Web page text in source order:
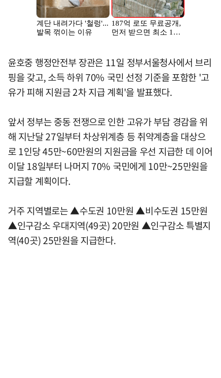
윤호중 행정안전부 장관은 11일 정부서울청사에서 브리
핑을 갖고, 소득 하위 70% 국민 선정 기준을 포함한 '고
유가 피해 지원금 2차 지급 계획'을 발표했다.
앞서 정부는 중동 전쟁으로 인한 고유가 부담 경감을 위
해 지난달 27일부터 차상위계층 등 취약계층을 대상으
로 1인당 45만~60만원의 지원금을 우선 지급한 데 이어
이달 18일부터 나머지 70% 국민에게 10만~25만원을
지급할 계획이다.
거주 지역별로는 ▲수도권 10만원 ▲비수도권 15만원
▲인구감소 우대지역(49곳) 20만원 ▲인구감소 특별지
역(40곳) 25만원을 지급한다.